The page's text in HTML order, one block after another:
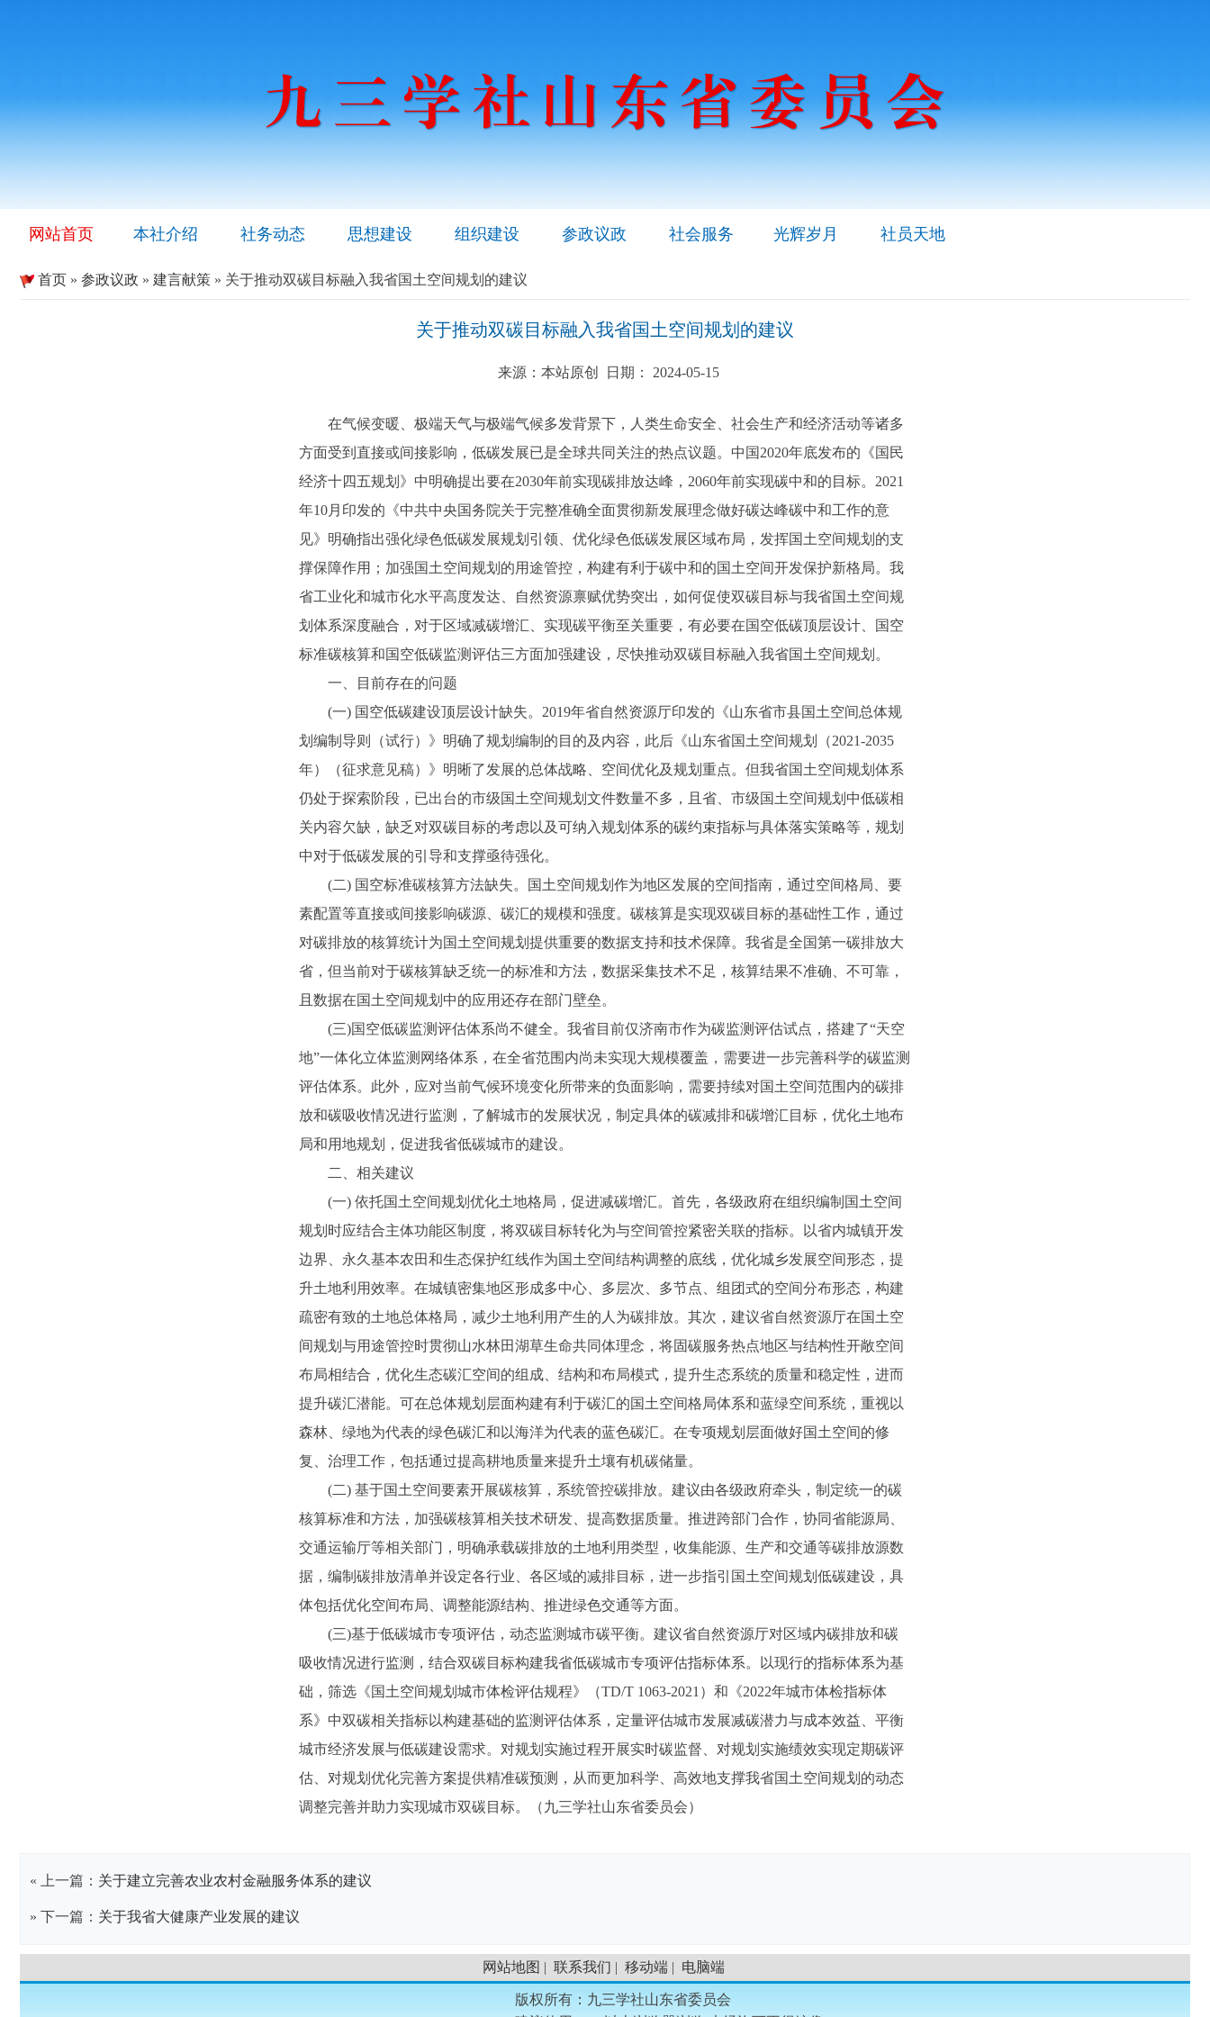
网站首页 本社介绍 社务动态 思想建设 组织建设 参政议政 社会服务 光辉岁月 社员天地
首页 » 参政议政 » 建言献策 » 关于推动双碳目标融入我省国土空间规划的建议
关于推动双碳目标融入我省国土空间规划的建议
来源：本站原创 日期： 2024-05-15
在气候变暖、极端天气与极端气候多发背景下，人类生命安全、社会生产和经济活动等诸多
方面受到直接或间接影响，低碳发展已是全球共同关注的热点议题。中国2020年底发布的《国民
经济十四五规划》中明确提出要在2030年前实现碳排放达峰，2060年前实现碳中和的目标。2021
年10月印发的《中共中央国务院关于完整准确全面贯彻新发展理念做好碳达峰碳中和工作的意
见》明确指出强化绿色低碳发展规划引领、优化绿色低碳发展区域布局，发挥国土空间规划的支
撑保障作用；加强国土空间规划的用途管控，构建有利于碳中和的国土空间开发保护新格局。我
省工业化和城市化水平高度发达、自然资源禀赋优势突出，如何促使双碳目标与我省国土空间规
划体系深度融合，对于区域减碳增汇、实现碳平衡至关重要，有必要在国空低碳顶层设计、国空
标准碳核算和国空低碳监测评估三方面加强建设，尽快推动双碳目标融入我省国土空间规划。
一、目前存在的问题
(一) 国空低碳建设顶层设计缺失。2019年省自然资源厅印发的《山东省市县国土空间总体规
划编制导则（试行）》明确了规划编制的目的及内容，此后《山东省国土空间规划（2021-2035
年）（征求意见稿）》明晰了发展的总体战略、空间优化及规划重点。但我省国土空间规划体系
仍处于探索阶段，已出台的市级国土空间规划文件数量不多，且省、市级国土空间规划中低碳相
关内容欠缺，缺乏对双碳目标的考虑以及可纳入规划体系的碳约束指标与具体落实策略等，规划
中对于低碳发展的引导和支撑亟待强化。
(二) 国空标准碳核算方法缺失。国土空间规划作为地区发展的空间指南，通过空间格局、要
素配置等直接或间接影响碳源、碳汇的规模和强度。碳核算是实现双碳目标的基础性工作，通过
对碳排放的核算统计为国土空间规划提供重要的数据支持和技术保障。我省是全国第一碳排放大
省，但当前对于碳核算缺乏统一的标准和方法，数据采集技术不足，核算结果不准确、不可靠，
且数据在国土空间规划中的应用还存在部门壁垒。
(三)国空低碳监测评估体系尚不健全。我省目前仅济南市作为碳监测评估试点，搭建了“天空
地”一体化立体监测网络体系，在全省范围内尚未实现大规模覆盖，需要进一步完善科学的碳监测
评估体系。此外，应对当前气候环境变化所带来的负面影响，需要持续对国土空间范围内的碳排
放和碳吸收情况进行监测，了解城市的发展状况，制定具体的碳减排和碳增汇目标，优化土地布
局和用地规划，促进我省低碳城市的建设。
二、相关建议
(一) 依托国土空间规划优化土地格局，促进减碳增汇。首先，各级政府在组织编制国土空间
规划时应结合主体功能区制度，将双碳目标转化为与空间管控紧密关联的指标。以省内城镇开发
边界、永久基本农田和生态保护红线作为国土空间结构调整的底线，优化城乡发展空间形态，提
升土地利用效率。在城镇密集地区形成多中心、多层次、多节点、组团式的空间分布形态，构建
疏密有致的土地总体格局，减少土地利用产生的人为碳排放。其次，建议省自然资源厅在国土空
间规划与用途管控时贯彻山水林田湖草生命共同体理念，将固碳服务热点地区与结构性开敞空间
布局相结合，优化生态碳汇空间的组成、结构和布局模式，提升生态系统的质量和稳定性，进而
提升碳汇潜能。可在总体规划层面构建有利于碳汇的国土空间格局体系和蓝绿空间系统，重视以
森林、绿地为代表的绿色碳汇和以海洋为代表的蓝色碳汇。在专项规划层面做好国土空间的修
复、治理工作，包括通过提高耕地质量来提升土壤有机碳储量。
(二) 基于国土空间要素开展碳核算，系统管控碳排放。建议由各级政府牵头，制定统一的碳
核算标准和方法，加强碳核算相关技术研发、提高数据质量。推进跨部门合作，协同省能源局、
交通运输厅等相关部门，明确承载碳排放的土地利用类型，收集能源、生产和交通等碳排放源数
据，编制碳排放清单并设定各行业、各区域的减排目标，进一步指引国土空间规划低碳建设，具
体包括优化空间布局、调整能源结构、推进绿色交通等方面。
(三)基于低碳城市专项评估，动态监测城市碳平衡。建议省自然资源厅对区域内碳排放和碳
吸收情况进行监测，结合双碳目标构建我省低碳城市专项评估指标体系。以现行的指标体系为基
础，筛选《国土空间规划城市体检评估规程》（TD/T 1063-2021）和《2022年城市体检指标体
系》中双碳相关指标以构建基础的监测评估体系，定量评估城市发展减碳潜力与成本效益、平衡
城市经济发展与低碳建设需求。对规划实施过程开展实时碳监督、对规划实施绩效实现定期碳评
估、对规划优化完善方案提供精准碳预测，从而更加科学、高效地支撑我省国土空间规划的动态
调整完善并助力实现城市双碳目标。（九三学社山东省委员会）
« 上一篇： 关于建立完善农业农村金融服务体系的建议
» 下一篇： 关于我省大健康产业发展的建议
网站地图 | 联系我们 | 移动端| 电脑端
版权所有 ： 九三学社山东省委员会